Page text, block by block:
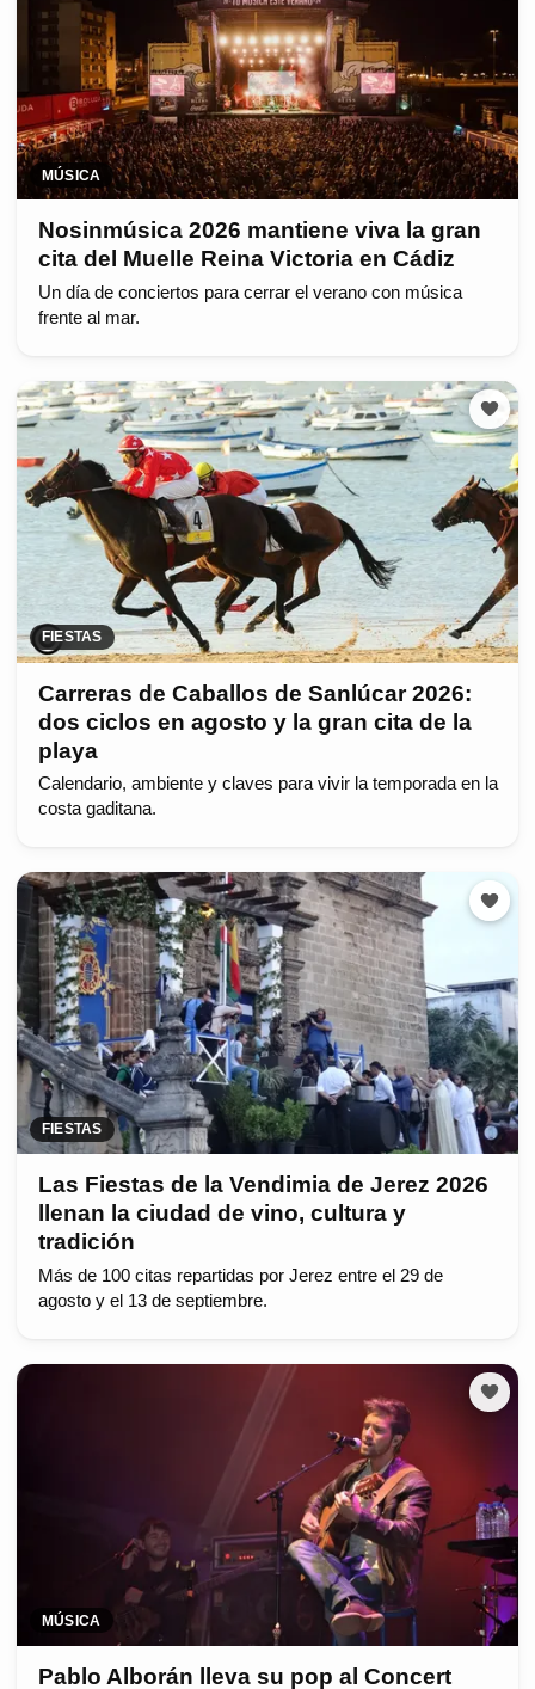
MÚSICA
Nosinmúsica 2026 mantiene viva la gran
cita del Muelle Reina Victoria en Cádiz
Un día de conciertos para cerrar el verano con música
frente al mar.
FIESTAS
Carreras de Caballos de Sanlúcar 2026:
dos ciclos en agosto y la gran cita de la
playa
Calendario, ambiente y claves para vivir la temporada en la
costa gaditana.
FIESTAS
Las Fiestas de la Vendimia de Jerez 2026
llenan la ciudad de vino, cultura y
tradición
Más de 100 citas repartidas por Jerez entre el 29 de
agosto y el 13 de septiembre.
MÚSICA
Pablo Alborán lleva su pop al Concert